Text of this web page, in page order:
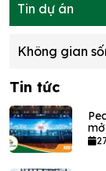
Tin dự án
Không gian
Tin tức